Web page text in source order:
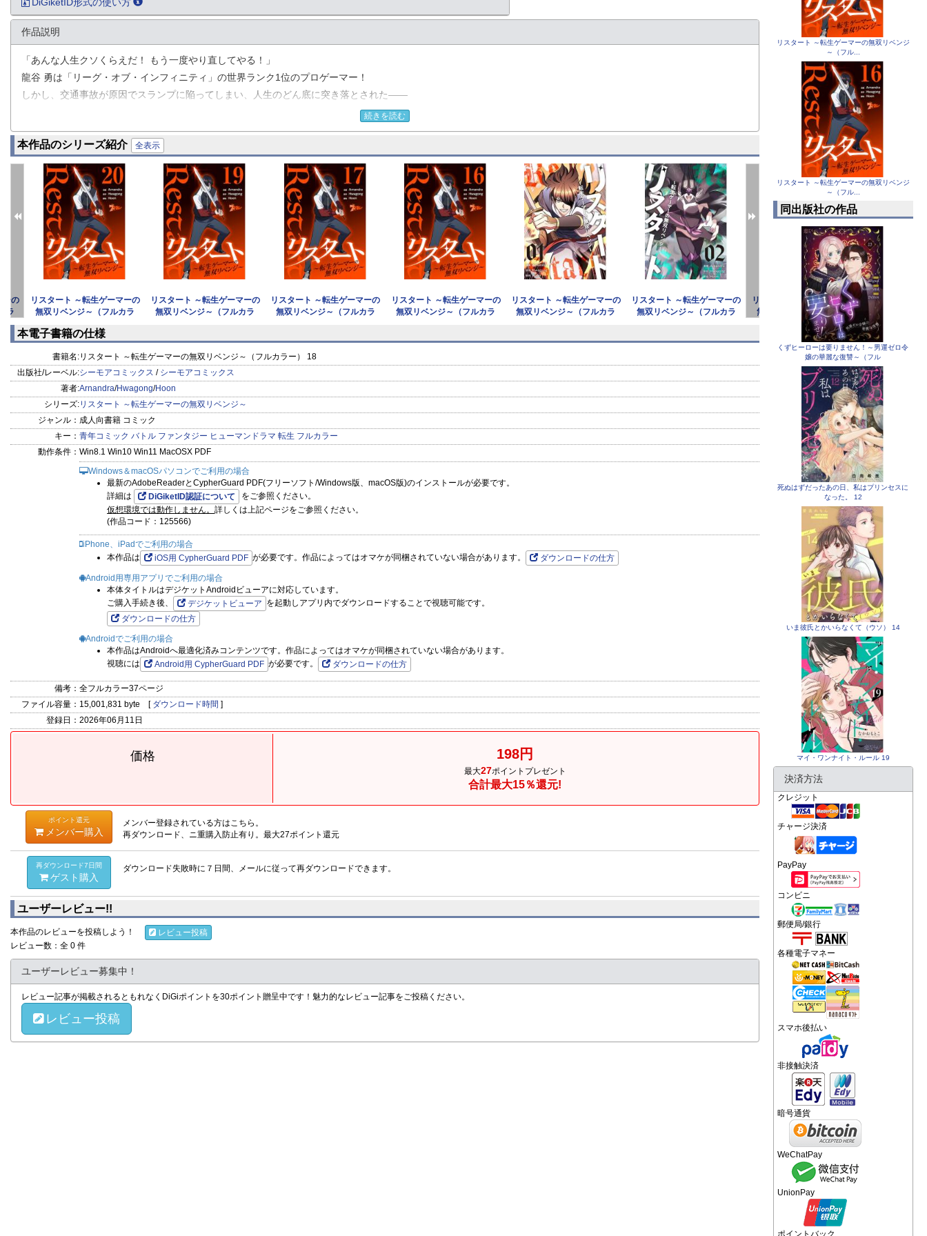
作品説明
「あんな人生クソくらえだ！ もう一度やり直してやる！」
龍谷 勇は「リーグ・オブ・インフィニティ」の世界ランク1位のプロゲーマー！
しかし、交通事故が原因でスランプに陥ってしまい、人生のどん底に突き落とされた――
そこに突然、龍谷のファンと名乗る黄金のマスクを被った男が現れ、
人生をやり直すチャンスを授けられ、人生を変えるべく過去へと戻った！！
天才プロゲーマーの無双リベンジ譚、ここに開幕！
続きを読む
本作品のシリーズ紹介 全表示
ーの
ラ
リスタート ～転生ゲーマーの
無双リベンジ～（フルカラ
リスタート ～転生ゲーマーの
無双リベンジ～（フルカラ
リスタート ～転生ゲーマーの
無双リベンジ～（フルカラ
リスタート ～転生ゲーマーの
無双リベンジ～（フルカラ
リスタート ～転生ゲーマーの
無双リベンジ～（フルカラ
リスタート ～転生ゲーマーの
無双リベンジ～（フルカラ
リスタート ～転生ゲーマーの
無双リベンジ～（フルカラ
ー） 1
リスタート ～
無双リベン
本電子書籍の仕様
書籍名:リスタート ～転生ゲーマーの無双リベンジ～（フルカラー） 18
出版社/レーベル:シーモアコミックス / シーモアコミックス
著者:Arnandra/Hwagong/Hoon
シリーズ:リスタート ～転生ゲーマーの無双リベンジ～
ジャンル： 成人向書籍 コミック
キー： 青年コミック バトル ファンタジー ヒューマンドラマ 転生 フルカラー
動作条件： Win8.1 Win10 Win11 MacOSX PDF
Windows＆macOSパソコンでご利用の場合
最新のAdobeReaderとCypherGuard PDF(フリーソフト/Windows版、macOS版)のインストールが必要です。
詳細は
DiGiketID認証について
をご参照ください。
仮想環境では動作しません。 詳しくは上記ページをご参照ください。
(作品コード：125566)
iPhone、iPadでご利用の場合
本作品は
iOS用 CypherGuard PDF が必要です。作品によってはオマケが同梱されていない場合があります。 ダウンロードの仕方
Android用専用アプリでご利用の場合
本体タイトルはデジケットAndroidビューアに対応しています。
ご購入手続き後、
デジケットビューア を起動しアプリ内でダウンロードすることで視聴可能です。
ダウンロードの仕方
Androidでご利用の場合
本作品はAndroidへ最適化済みコンテンツです。作品によってはオマケが同梱されていない場合があります。
視聴には
Android用 CypherGuard PDF が必要です。 ダウンロードの仕方
備考： 全フルカラー37ページ
ファイル容量： 15,001,831 byte [ ダウンロード時間 ]
登録日： 2026年06月11日
価格 198円
最大27ポイントプレゼント
合計最大15％還元!
ポイント還元
メンバー購入
メンバー登録されている方はこちら。
再ダウンロード、ニ重購入防止有り。最大27ポイント還元
再ダウンロード7日間
ゲスト購入
ダウンロード失敗時に７日間、メールに従って再ダウンロードできます。
ユーザーレビュー!!
本作品のレビューを投稿しよう！
レビュー投稿
レビュー数：全 0 件
ユーザーレビュー募集中！
レビュー記事が掲載されるともれなくDiGiポイントを30ポイント贈呈中です！魅力的なレビュー記事をご投稿ください。
レビュー投稿
リスタート ～転生ゲーマーの無双リベンジ
～（フル...
リスタート ～転生ゲーマーの無双リベンジ
～（フル...
同出版社の作品
くずヒーローは要りません！～男運ゼロ令
嬢の華麗な復讐～（フル
死ぬはずだったあの日、私はプリンセスに
なった。 12
いま彼氏とかいらなくて（ウソ） 14
マイ・ワンナイト・ルール 19
決済方法
クレジット
チャージ決済
PayPay
コンビニ
郵便局/銀行
各種電子マネー
スマホ後払い
非接触決済
暗号通貨
WeChatPay
UnionPay
ポイントバック